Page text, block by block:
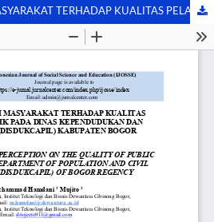
ANALISIS PERSEPSI MASYARAKAT TERHADAP KUALITAS PELAYANAN PUBLIK PADA DINAS KEPENDUDUKAN DAN CATATAN SIPIL (DISDUKCAPIL) KABUPATEN BOGOR